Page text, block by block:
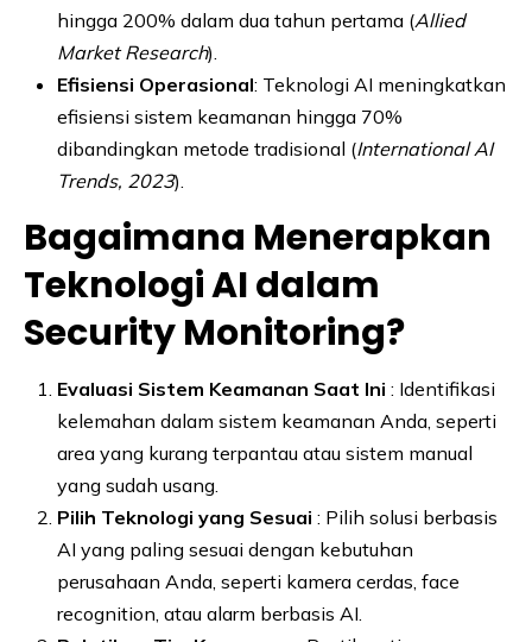
hingga 200% dalam dua tahun pertama (Allied
Market Research).
Efisiensi Operasional: Teknologi AI meningkatkan
efisiensi sistem keamanan hingga 70%
dibandingkan metode tradisional (International AI
Trends, 2023).
Bagaimana Menerapkan
Teknologi AI dalam
Security Monitoring?
Evaluasi Sistem Keamanan Saat Ini : Identifikasi
kelemahan dalam sistem keamanan Anda, seperti
area yang kurang terpantau atau sistem manual
yang sudah usang.
Pilih Teknologi yang Sesuai : Pilih solusi berbasis
AI yang paling sesuai dengan kebutuhan
perusahaan Anda, seperti kamera cerdas, face
recognition, atau alarm berbasis AI.